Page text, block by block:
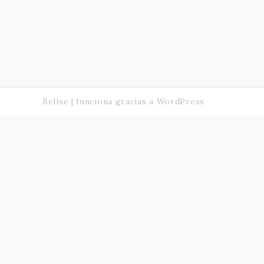
Belise | funciona gracias a WordPress